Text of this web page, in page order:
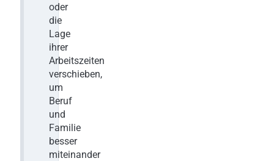
oder
die
Lage
ihrer
Arbeitszeiten
verschieben,
um
Beruf
und
Familie
besser
miteinander